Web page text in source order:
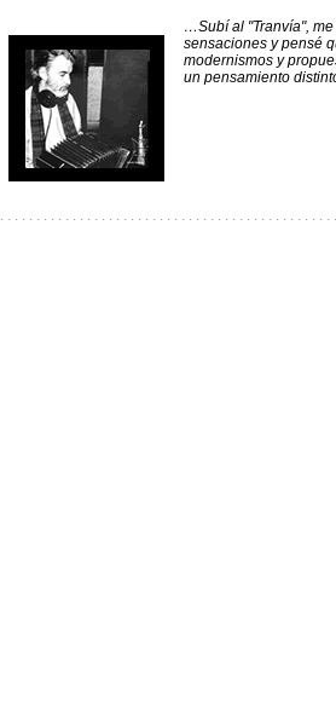
…Subí al "Tranvía",
sensaciones y pensé
modernismos y
un pensamiento
. . . . . . . . . . . . . . . . . . . . . . . . . . . . . . . . . . . . . . . . . . . . .